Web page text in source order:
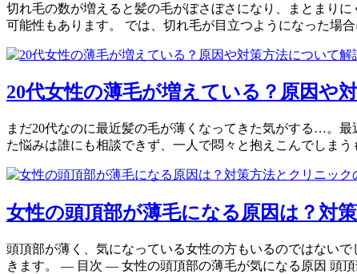
切れ毛の数が増えると髪の毛がぼさぼさになり、まとまり
可能性もあります。 では、切れ毛が目立つようになった場
20代女性の薄毛が増えている？原因や
まだ20代なのに最近髪の毛が薄くなってきた気がする…。
た悩みは誰にも相談できず、一人で悶々と抱えこんでしま
女性の頭頂部が薄毛になる原因は？対
頭頂部が薄く、気になっている女性の方もいるのではない
きます。 — 目次 — 女性の頭頂部の薄毛が気になる原因 頭